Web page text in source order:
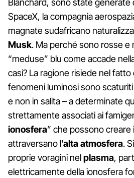
Blanchard, sono state generate
SpaceX, la compagnia
magnate sudafricano
Musk. Ma perché sono rosse e
“meduse” blu come accade
casi? La ragione risiede nel
fenomeni luminosi sono
e non in salita – a determinate
strettamente associati ai
ionosfera” che possono creare
attraversano l'alta atmosfera.
proprie voragini nelplasma,
elettricamente della ionosfera